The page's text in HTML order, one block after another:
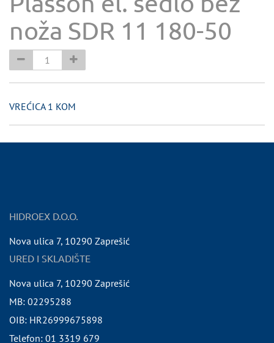
noža SDR 11 180-50
VREĆICA 1 KOM
HIDROEX D.O.O.
Nova ulica 7, 10290 Zaprešić
URED I SKLADIŠTE
Nova ulica 7, 10290 Zaprešić
MB: 02295288
OIB: HR26999675898
Telefon: 01 3319 679